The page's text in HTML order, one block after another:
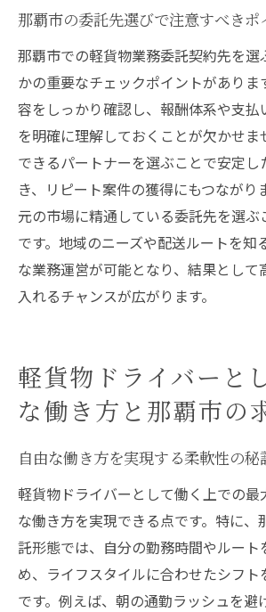
那覇市の委託先選びで注意すべきポ
那覇市での軽貨物業務委託契約先を選
かの重要なチェックポイントがありま
容をしっかり確認し、報酬体系や支払
を明確に理解しておくことが欠かせ
できるパートナーを選ぶことで安定し
き、リピート案件の獲得にもつながり
元の市場に精通している委託先を選ぶ
です。地域のニーズや配送ルートを知
な業務運営が可能となり、結果として
入れるチャンスが広がります。
軽貨物ドライバーと
な働き方と那覇市の
自由な働き方を実現する柔軟性の秘
軽貨物ドライバーとして働く上での最
な働き方を実現できる点です。特に、
託形態では、自分の勤務時間やルート
め、ライフスタイルに合わせたシフ
です。例えば、朝の通勤ラッシュを避